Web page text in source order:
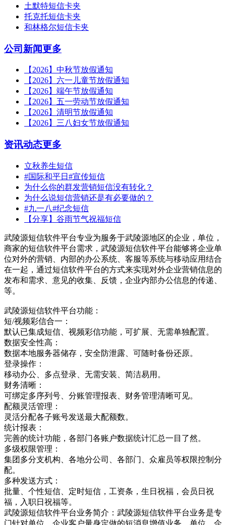
土默特短信卡夹
托克托短信卡夹
和林格尔短信卡夹
公司新闻更多
【2026】中秋节放假通知
【2026】六一儿童节放假通知
【2026】端午节放假通知
【2026】五一劳动节放假通知
【2026】清明节放假通知
【2026】三八妇女节放假通知
资讯动态更多
立秋养生短信
#国际和平日#宣传短信
为什么你的群发营销短信没有转化？
为什么说短信营销还是有必要做的？
#九一八#纪念短信
【分享】谷雨节气祝福短信
武陵源短信软件平台专业为服务于武陵源地区的企业，单位，
商家的短信软件平台需求，武陵源短信软件平台能够将企业单
位对外的营销、内部的办公系统、客服等系统与移动应用结合
在一起，通过短信软件平台的方式来实现对外企业营销信息的
发布和需求、意见的收集、反馈，企业内部办公信息的传递、
等。
武陵源短信软件平台功能：
短/视频彩信合一：
默认已集成短信、视频彩信功能，可扩展、无需单独配置。
数据安全性高：
数据本地服务器储存，安全防泄露、可随时备份还原。
登录操作：
移动办公、多点登录、无需安装、简洁易用。
财务清晰：
可绑定多序列号、分账管理报表、财务管理清晰可见。
配额灵活管理：
灵活分配各子账号发送最大配额数。
统计报表：
完善的统计功能，各部门各账户数据统计汇总一目了然。
多级权限管理：
集团多分支机构、各地分公司、各部门、众雇员等权限控制分
配。
多种发送方式：
批量、个性短信、定时短信，工资条，生日祝福，会员日祝
福，入职日祝福等。
武陵源短信软件平台业务简介：武陵源短信软件平台业务是专
门针对单位，企业客户量身定做的短消息增值业务，单位，企